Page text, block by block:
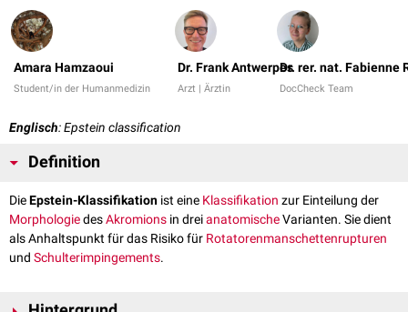
Amara Hamzaoui
Student/in der Humanmedizin
Dr. Frank Antwerpes
Arzt | Ärztin
Dr. rer. nat. Fabienne
DocCheck Team
Englisch: Epstein classification
Definition
DieEpstein-Klassifikation ist eine Klassifikation zur Einteilung der
MorphologiedesAkromions in dreianatomischeVarianten. Sie dient
als Anhaltspunkt für das Risiko für Rotatorenmanschettenrupturen
und Schulterimpingements.